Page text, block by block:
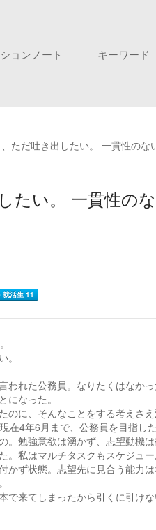
ョンノート キーワード
ただ吐き出したい。 一貫性の
たい。 一貫性の
就活生 11
れた公務員。なりたくはなか
なった。
に、そんなことをする考えさ
4年6月まで、公務員を目指した
勉強意欲は湧かず、志望動機
。私はマルチタスクもスケジュ
かず状態。志望先に見合う能力
で来てしまったから引くに引け